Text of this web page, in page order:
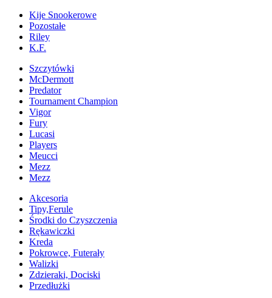
Kije Snookerowe
Pozostałe
Riley
K.F.
Szczytówki
McDermott
Predator
Tournament Champion
Vigor
Fury
Lucasi
Players
Meucci
Mezz
Mezz
Akcesoria
Tipy,Ferule
Środki do Czyszczenia
Rękawiczki
Kreda
Pokrowce, Futerały
Walizki
Zdzieraki, Dociski
Przedłużki